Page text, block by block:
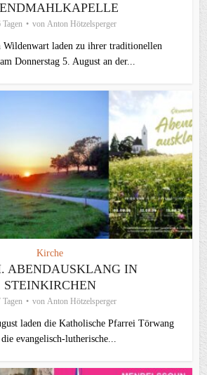
von Anton Hötzelsperger
Wildenwart laden zu ihrer traditionellen
Donnerstag 5. August an der...
Kirche
ABENDAUSKLANG IN
STEINKIRCHEN
von Anton Hötzelsperger
laden die Katholische Pfarrei Törwang
evangelisch‑lutherische...